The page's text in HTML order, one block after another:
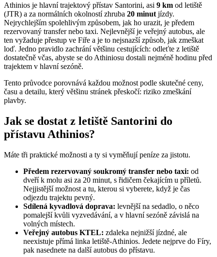
Athinios je hlavní trajektový přístav Santorini, asi 9 km od letiště
(JTR) a za normálních okolností zhruba 20 minut jízdy.
Nejrychlejším spolehlivým způsobem, jak ho urazit, je předem
rezervovaný transfer nebo taxi. Nejlevnější je veřejný autobus, ale
ten vyžaduje přestup ve Fiře a je to nejsnazší způsob, jak zmeškat
loď. Jedno pravidlo zachrání většinu cestujících: odleťte z letiště
dostatečně včas, abyste se do Athiniosu dostali nejméně hodinu před
trajektem v hlavní sezóně.
Tento průvodce porovnává každou možnost podle skutečné ceny,
času a detailu, který většinu stránek přeskočí: riziko zmeškání
plavby.
Jak se dostat z letiště Santorini do
přístavu Athinios?
Máte tři praktické možnosti a ty si vyměňují peníze za jistotu.
Předem rezervovaný soukromý transfer nebo taxi: od
dveří k molu asi za 20 minut, s řidičem čekajícím u příletů.
Nejjistější možnost a tu, kterou si vyberete, když je čas
odjezdu trajektu pevný.
Sdílená kyvadlová doprava: levnější na sedadlo, o něco
pomalejší kvůli vyzvedávání, a v hlavní sezóně závislá na
volných místech.
Veřejný autobus KTEL: zdaleka nejnižší jízdné, ale
neexistuje přímá linka letiště-Athinios. Jedete nejprve do Fíry,
pak nasednete na další autobus do přístavu.